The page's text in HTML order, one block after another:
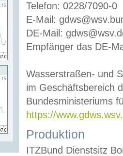
Telefon: 0228/7090-0
E-Mail:
DE-Mail:
Empfänger das DE-
Wasserstraßen- und
im Geschäftsbereich
Bundesministeriums
https://
Produktion
ITZBund Dienstsitz